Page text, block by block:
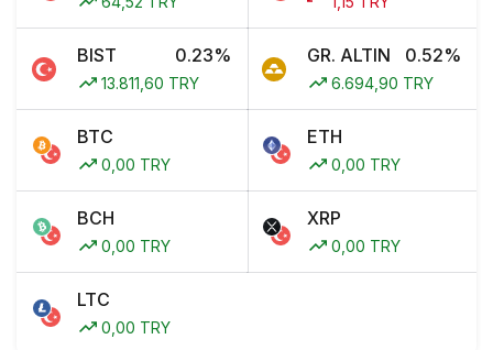
BIST 0.23%
13.811,60 TRY
GR. ALTIN 0.52%
6.694,90 TRY
BTC
0,00 TRY
ETH
0,00 TRY
BCH
0,00 TRY
XRP
0,00 TRY
LTC
0,00 TRY